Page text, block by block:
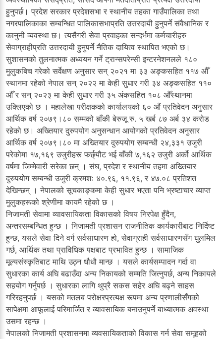
हुनुपर्छ। प्रदेश सरकार प्रदेशसभा र स्थानीय तहका गाउँपालिका तथा
नगरपालिकाका सम्बन्धित पालिकासभाप्रति उत्तरदायी हुनुपर्ने संवैधानिक र
कानुनी व्यवस्था छ। त्यसैगरी सेवा प्रवाहका सन्दर्भमा कर्मचारीहरु
सेवाग्राहीप्रति उत्तरदायी हुनुपर्ने नैतिक दायित्व स्थापित भएको छ।
सुशासनको तुलनात्मक अध्ययन गर्ने ट्रान्सपरेन्सी इन्टरनेशनलले १८०
मुलुकबिच गरेको सर्वेक्षण अनुसार सन् २०२१ मा ३३ अङ्कसहित ११७ औँ
स्थानमा रहेको नेपाल सन् २०२२ मा केही सुधार गरी ३४ अङ्कसहित ११०
औँ र सन् २०२३ मा केही सुधार गरी ३५ अंकसहित १०८ औँस्थानमा
उक्लिएको छ । महालेखा परीक्षकको कार्यालयको ६० औं प्रतिवेदन अनुसार
आर्थिक वर्ष २०७९।८० सम्मको बाँकी बेरुजू रु. ५ खर्ब ८७ अर्ब ३४ करोड
रहेको छ। अख्तियार दुरुपयोग अनुसन्धान आयोगको प्रतिवेदन अनुसार
आर्थिक वर्ष २०७९।८० मा अख्तियार दुरुपयोग सम्बन्धी २४,३३१ उजुरी
परेकोमा १७,१६९ उजुरीहरू फर्छ्यौट भई बाँकी ७,१६२ उजुरी अर्को आर्थिक
वर्षमा जिम्मेवारी सरेका छन् । संघ, प्रदेश र स्थानीय तहमा अख्तियार
दुरुपयोग सम्बन्धी उजुरी क्रमशः ४०.९६, ११.९६, र ४७.०८ प्रतिशत
देखिन्छन् । नेपालको सूचकाङ्कमा केही सुधार भएता पनि भ्रष्टाचार व्याप्त
मुलुकहरूको श्रेणीमा कायमै रहेको छ ।
निजामती सेवामा व्यावसायिकता विकासको विषय निरपेक्ष हुँदैन,
अन्तरसम्बन्धित हुन्छ । निजामती प्रशासन राजनीतिक कार्यकारीबाट निर्दिष्ट
हुन्छ, यसले सेवा दिने वर्ग सर्वसाधारण हो, सेवाग्राही सर्वसाधारणसँग घुलमिल
गर्छ, आर्थिक तथा प्राविधिक पक्षबाट प्रभावित हुन्छ । सामाजिक
मूल्यसंस्कृतिबाट माथि उठ्न धौधौ मान्छ । यसले कार्यसम्पादन गर्दा वा
सुधारका कार्य अघि बढाउँदा अन्य निकायको सम्मति जित्नुपर्छ, अन्य निकायले
सहयोग गर्नुपर्छ । सुधारका लागि थुप्रै सकस सहेर अघि बढ्ने साहस
गरिरहनुपर्छ । यसको मतलब परोक्षरप्रत्यक्ष रूपमा अन्य प्रणालीसँगको
सापेक्षमा आफूलाई परिमार्जित र व्यावसायिक बनाउनुपर्ने बाध्यात्मक अवस्था
उसमा रहन्छ ।
नेपालको निजामती प्रशासनमा व्यवसायिकताको विकास गर्न सेवा समूहको